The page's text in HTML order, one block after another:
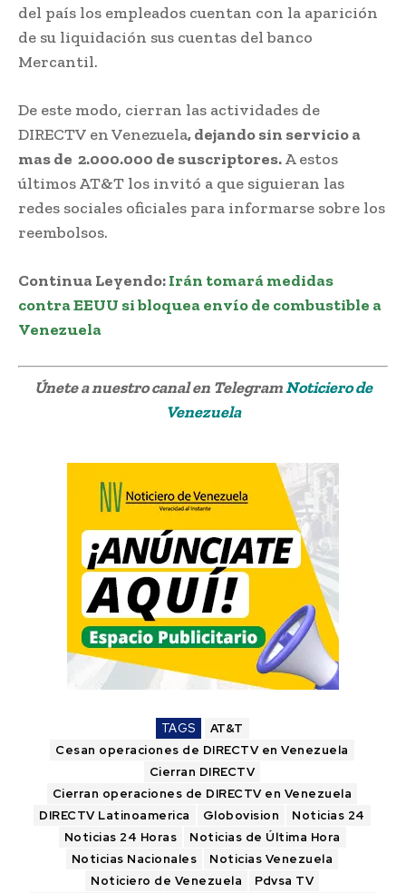
del país los empleados cuentan con la aparición
de su liquidación sus cuentas del banco
Mercantil.
De este modo, cierran las actividades de
DIRECTV en Venezuela, dejando sin servicio a
mas de 2.000.000 de suscriptores.A estos
últimos AT&T los invitó a que siguieran las
redes sociales oficiales para informarse sobre los
reembolsos.
Continua Leyendo:Irán tomará medidas
contra EEUU si bloquea envío de combustible a
Venezuela
Únete a nuestro canal en TelegramNoticiero de
Venezuela
TAGS
AT&T
Cesan operaciones de DIRECTV en Venezuela
Cierran DIRECTV
Cierran operaciones de DIRECTV en Venezuela
DIRECTV Latinoamerica
Globovision
Noticias 24
Noticias 24 Horas
Noticias de Última Hora
Noticias Nacionales
Noticias Venezuela
Noticiero de Venezuela
Pdvsa TV